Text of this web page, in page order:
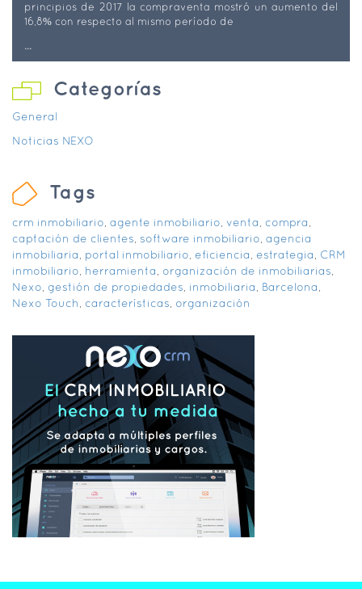
principios de 2017 la compraventa mostró un aumento del
16,8% con respecto al mismo período de
...
Categorías
General
Noticias NEXO
Tags
crm inmobiliario agente inmobiliario venta compra
captación de clientes software inmobiliario agencia
inmobiliaria
portal inmobiliario eficiencia estrategia
CRM
inmobiliario herramienta organización de inmobiliarias
Nexo gestión de propiedades inmobiliaria Barcelona
Nexo Touch características organización